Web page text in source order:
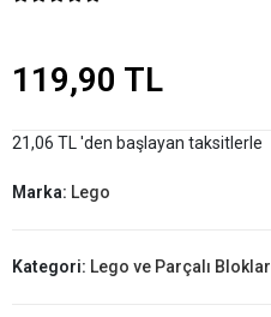
119,90 TL
21,06 TL 'den başlayan taksitlerle
Marka: Lego
Kategori: Lego ve Parçalı Bloklar